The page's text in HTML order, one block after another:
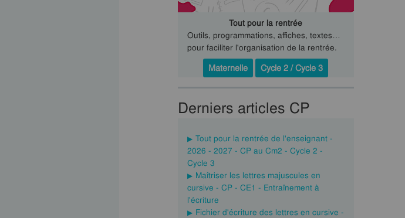
Tout pour la rentrée
Outils, programmations, affiches, textes…
pour faciliter l'organisation de la rentrée.
Maternelle
Cycle 2 / Cycle 3
Derniers articles CP
Tout pour la rentrée de l'enseignant -
2026 - 2027 - CP au Cm2 - Cycle 2 -
Cycle 3
Maîtriser les lettres majuscules en
cursive - CP - CE1 - Entraînement à
l'écriture
Fichier d'écriture des lettres en cursive -